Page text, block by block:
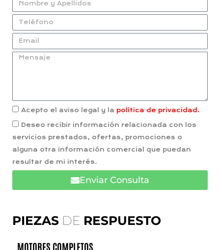
PIEZAS DE RESPUESTO
MOTORES COMPLETOS
Acepto el aviso legal y la política de privacidad.
Deseo recibir información relacionada con los
servicios prestados, ofertas, promociones o
alguna otra información comercial que puedan
resultar de mi interés.
Enviar Consulta